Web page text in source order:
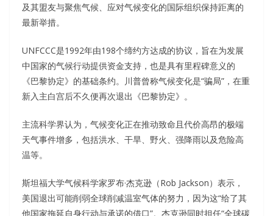
及其盟友与聚焦气候、应对气候变化的国际组织保持距离的
最新举措。
UNFCCC是1992年由198个缔约方达成的协议，旨在为发展
中国家的气候行动提供资金支持，也是具有里程碑意义的
《巴黎协定》的基础条约。川普曾称气候变化是“骗局”，在重
新入主白宫后不久便再次退出《巴黎协定》。
主流科学界认为，气候变化正在推动致命且代价高昂的极端
天气事件增多，包括洪水、干旱、野火、强降雨以及危险高
温等。
斯坦福大学气候科学家罗布·杰克逊（Rob Jackson）表示，
美国退出可能削弱全球削减温室气体的努力，因为这“给了其
他国家拖延自身行动与承诺的借口”。杰克逊同时担任“全球碳